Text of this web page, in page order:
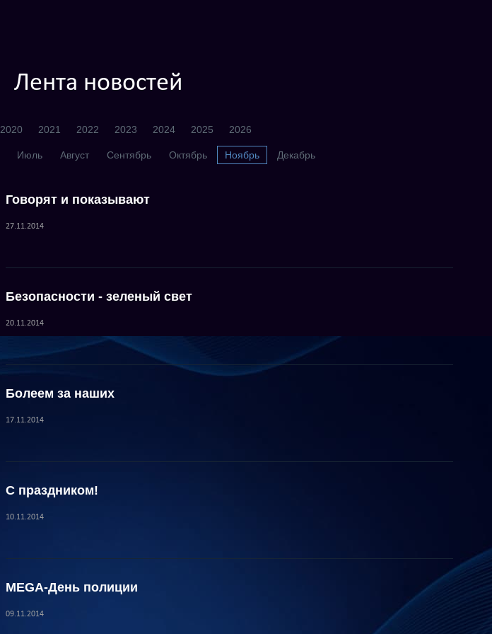
Лента новостей
2020 2021 2022 2023 2024 2025 2026
Июль Август Сентябрь Октябрь Ноябрь Декабрь
Говорят и показывают
27.11.2014
Безопасности - зеленый свет
20.11.2014
Болеем за наших
17.11.2014
С праздником!
10.11.2014
MEGA-День полиции
09.11.2014